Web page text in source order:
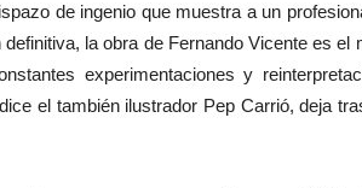
de ingenio que muestra a un
la obra de Fernando Vicente es el
experimentaciones y
el también ilustrador Pep Carrió, deja